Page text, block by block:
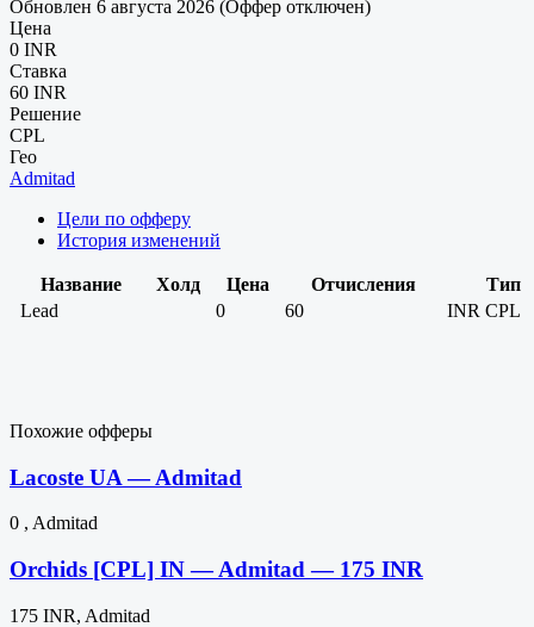
Обновлен 6 августа 2026 (Оффер отключен)
Цена
0 INR
Ставка
60 INR
Решение
CPL
Гео
Admitad
Цели по офферу
История изменений
Название Холд Цена Отчисления
Тип
Lead
0 60 INR CPL
Похожие офферы
Lacoste UA — Admitad
0 , Admitad
Orchids [CPL] IN — Admitad — 175 INR
175 INR, Admitad